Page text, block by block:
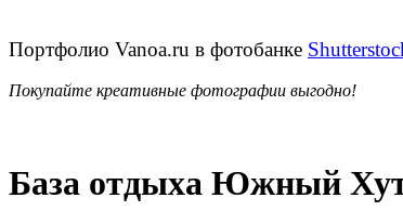
Портфолио Vanoa.ru в фотобанке
Покупайте креативные фотографии выгодно!
База отдыха Южный